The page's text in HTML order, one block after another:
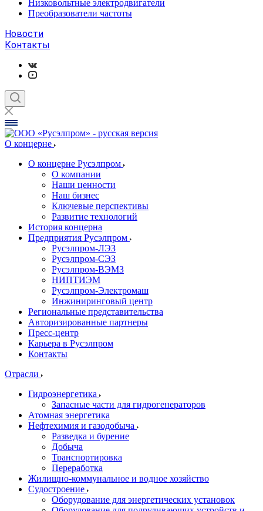
Низковольтные электродвигатели
Преобразователи частоты
Новости
Контакты
О концерне
О концерне Русэлпром
О компании
Наши ценности
Наш бизнес
Ключевые перспективы
Развитие технологий
История концерна
Предприятия Русэлпром
Русэлпром-ЛЭЗ
Русэлпром-СЭЗ
Русэлпром-ВЭМЗ
НИПТИЭМ
Русэлпром-Электромаш
Инжиниринговый центр
Региональные представительства
Авторизированные партнеры
Пресс-центр
Карьера в Русэлпром
Контакты
Отрасли
Гидроэнергетика
Запасные части для гидрогенераторов
Атомная энергетика
Нефтехимия и газодобыча
Разведка и бурение
Добыча
Транспортировка
Переработка
Жилищно-коммунальное и водное хозяйство
Судостроение
Оборудование для энергетических установок